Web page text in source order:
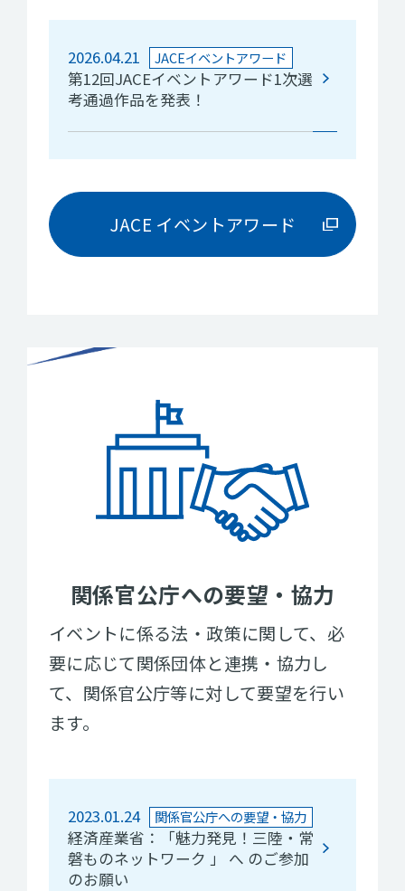
2026.04.21 JACEイベントアワード
第12回JACEイベントアワード1次選
考通過作品を発表！
JACE イベントアワード
関係官公庁への要望・協力
イベントに係る法・政策に関して、必
要に応じて関係団体と連携・協力し
て、関係官公庁等に対して要望を行い
ます。
2023.01.24 関係官公庁への要望・協力
経済産業省：「魅力発見！三陸・常
磐ものネットワーク 」 へ のご参加
のお願い